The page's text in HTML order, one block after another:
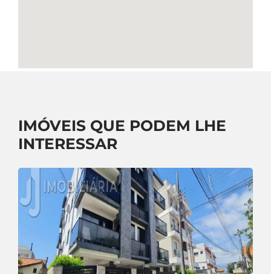
IMÓVEIS QUE PODEM LHE
INTERESSAR